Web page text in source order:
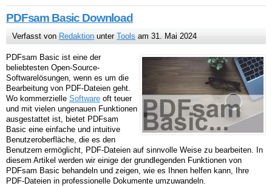
PDFsam Basic Download
Verfasst von Redaktion unterTools am 31. Mai 2024
PDFsam Basic ist eine der
beliebtesten Open-Source-
Softwarelösungen, wenn es um die
Bearbeitung von PDF-Dateien geht.
Wo kommerzielle Software oft teuer
und mit vielen ungenauen Funktionen
ausgestattet ist, bietet PDFsam
Basic eine einfache und intuitive
Benutzeroberfläche, die es den
Benutzern ermöglicht, PDF-Dateien auf sinnvolle Weise zu bearbeiten. In
diesem Artikel werden wir einige der grundlegenden Funktionen von
PDFsam Basic behandeln und zeigen, wie es Ihnen helfen kann, Ihre
PDF-Dateien in professionelle Dokumente umzuwandeln.